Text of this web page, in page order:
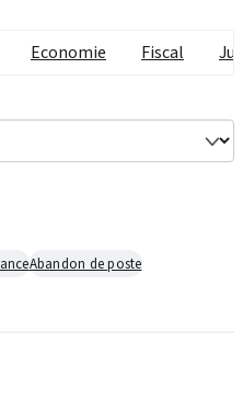
Economie Fiscal
Abandon de poste